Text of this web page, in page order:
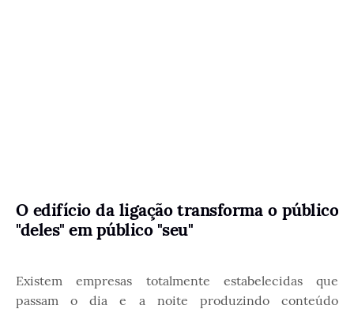
O edifício da ligação transforma o público
"deles" em público "seu"
Existem empresas totalmente estabelecidas que
passam o dia e a noite produzindo conteúdo